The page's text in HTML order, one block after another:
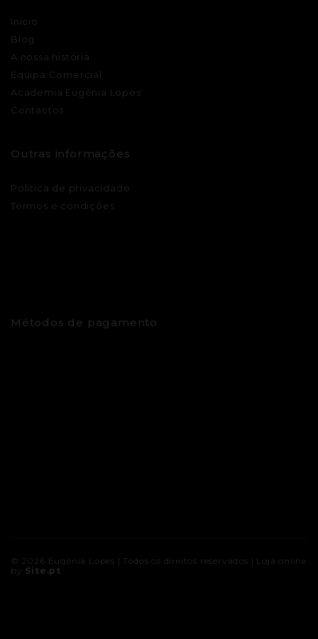
Início
Blog
A nossa história
Equipa Comercial
Academia Eugénia Lopes
Contactos
Outras informações
Política de privacidade
Termos e condições
Métodos de pagamento
© 2026 Eugénia Lopes | Todos os direitos reservados | Loja online
by Site.pt